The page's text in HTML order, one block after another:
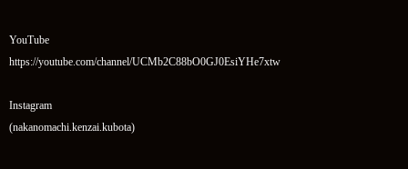
YouTube
https://youtube.com/channel/UCMb2C88bO0GJ0EsiYHe7xtw
Instagram
(nakanomachi.kenzai.kubota)